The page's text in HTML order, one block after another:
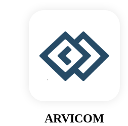
ARVICOM